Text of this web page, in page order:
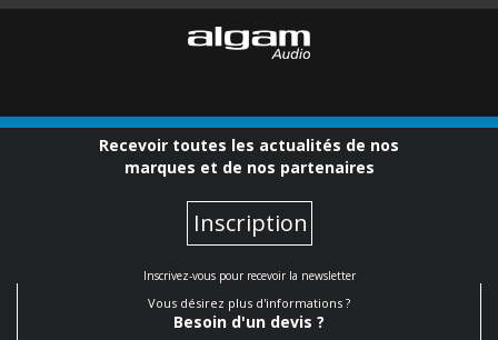
Recevoir toutes les actualités de nos
marques et de nos partenaires
Inscription
Inscrivez-vous pour recevoir la newsletter
Vous désirez plus d'informations ?
Besoin d'un devis ?